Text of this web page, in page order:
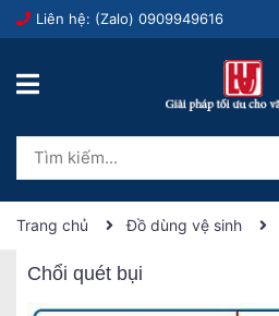
Liên hệ: (Zalo) 0909949616
Trang chủ Đồ dùng vệ sinh
Chổi quét bụi